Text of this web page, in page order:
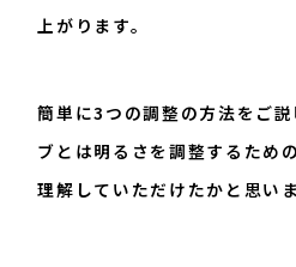
上がります。
簡単に3つの調整の方法をご
ブとは明るさを調整するため
理解していただけたかと思いま